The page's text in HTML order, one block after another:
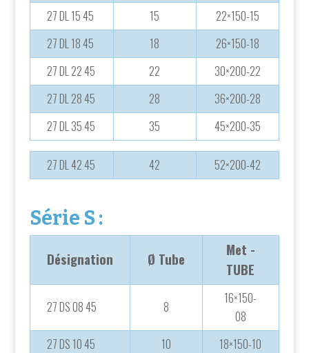
27 DL 15 45
15
22×150-15
27 DL 18 45
18
26×150-18
27 DL 22 45
22
30×200-22
27 DL 28 45
28
36×200-28
27 DL 35 45
35 45×200-35
27 DL 42 45 42 52×200-42
Série S :
Désignation Ø Tube
Met -
TUBE
27 DS 08 45 8
16×150-
08
27 DS 10 45
10 18×150-10